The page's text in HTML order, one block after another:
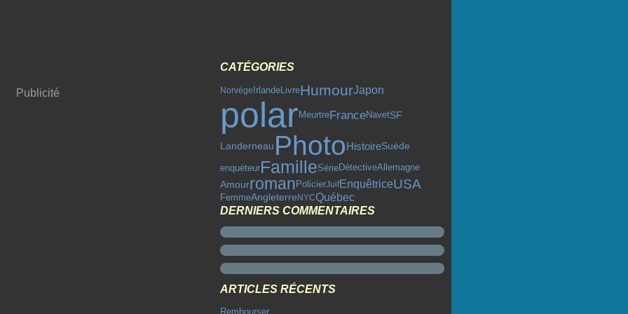
Publicité
CATÉGORIES
Norvège IrlandeLivreHumourJapon
polar MeurtreFranceNavetSF
Landerneau PhotoHistoireSuède
enquéteurFamilleSérieDétectiveAllemagne
Amourroman PolicierJuifEnquêtriceUSA
FemmeAngleterreNYCQuébec
DERNIERS COMMENTAIRES
ARTICLES RÉCENTS
Rembourser